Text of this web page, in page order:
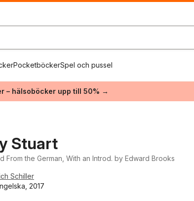
PocketböckerSpel och pussel
– hälsoböcker upp till 50% →
Stuart
From the German, With an Introd. by Edward Brooks
Schiller
2017